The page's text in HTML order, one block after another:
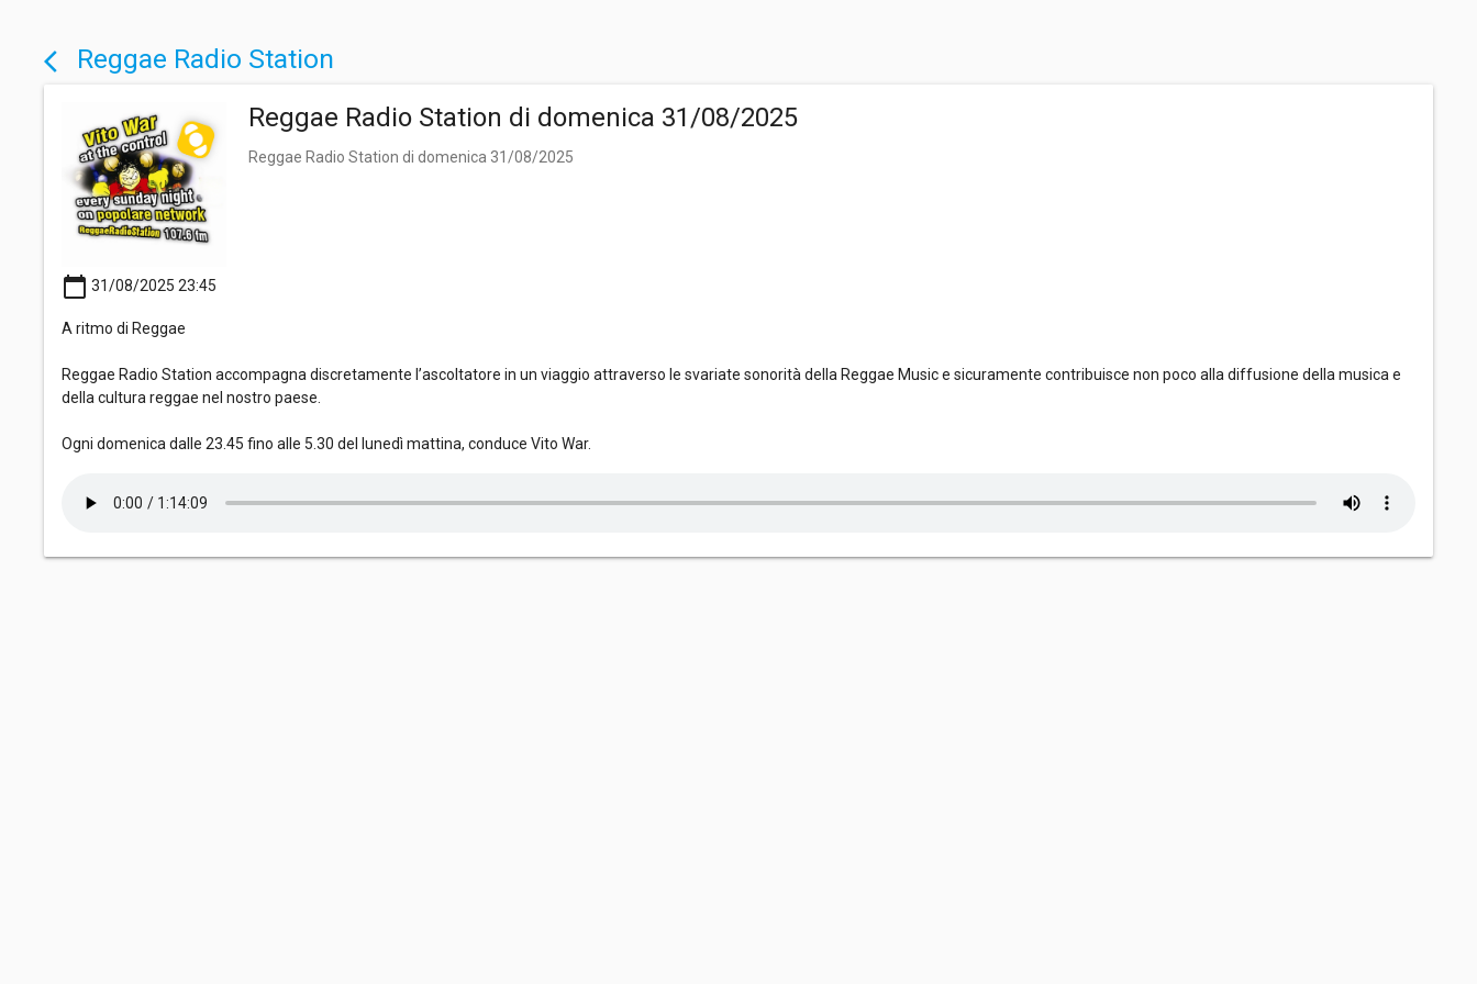
arrow_back_ios Reggae Radio Station
Reggae Radio Station di domenica 31/08/2025
Reggae Radio Station di domenica 31/08/2025
calendar_today 31/08/2025 23:45
A ritmo di Reggae
Reggae Radio Station accompagna discretamente l’ascoltatore in un viaggio attraverso le svariate sonorità della Reggae Music e sicuramente contribuisce non poco alla diffusione della musica e
della cultura reggae nel nostro paese.
Ogni domenica dalle 23.45 fino alle 5.30 del lunedì mattina, conduce Vito War.